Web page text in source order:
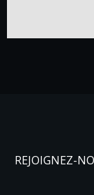
REJOIGNEZ-